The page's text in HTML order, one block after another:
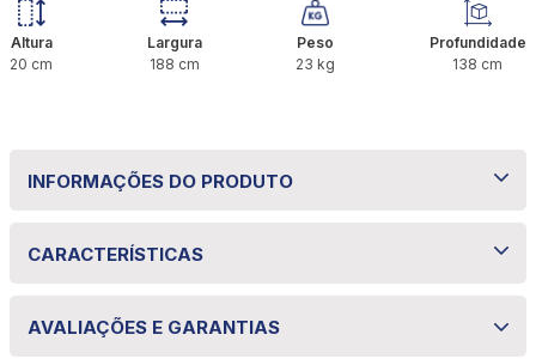
Altura
20 cm
Largura
188 cm
Peso
23 kg
Profundidade
138 cm
INFORMAÇÕES DO PRODUTO
Colchão Casal Molas Ensacadas Aurora
O Colchão Casal Molas Ensacadas Aurora
CARACTERÍSTICAS
AVALIAÇÕES E GARANTIAS